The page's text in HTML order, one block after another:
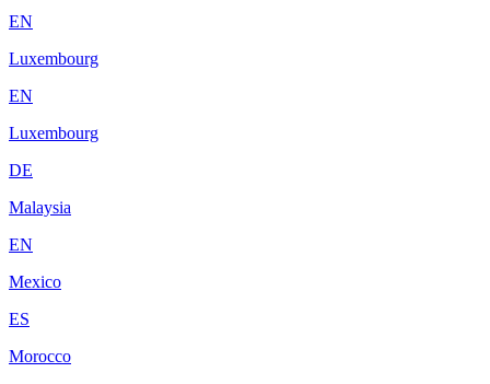
EN
Luxembourg
EN
Luxembourg
DE
Malaysia
EN
Mexico
ES
Morocco